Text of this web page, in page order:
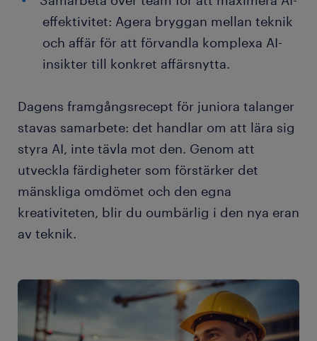
effektivitet: Agera bryggan mellan teknik
och affär för att förvandla komplexa AI-
insikter till konkret affärsnytta.
Dagens framgångsrecept för juniora talanger
stavas samarbete: det handlar om att lära sig
styra AI, inte tävla mot den. Genom att
utveckla färdigheter som förstärker det
mänskliga omdömet och den egna
kreativiteten, blir du oumbärlig i den nya eran
av teknik.